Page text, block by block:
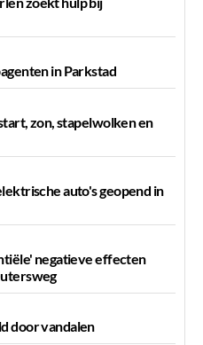
in Parkstad
zon, stapelwolken en
auto's geopend in
negatieve effecten
door vandalen